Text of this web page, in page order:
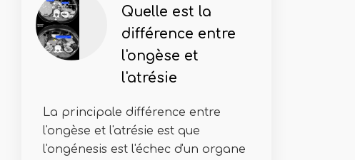
Quelle est la
différence entre
l'ongèse et
l'atrésie
La principale différence entre
l'ongèse et l'atrésie est que
l'ongénesis est l'échec d'un organe